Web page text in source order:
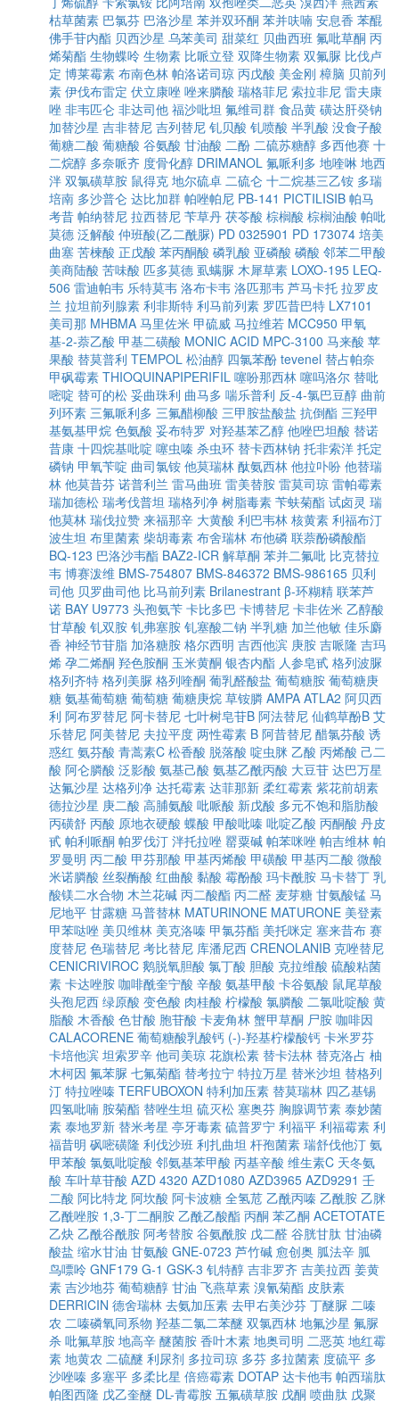
枯草菌素 巴氯芬 巴洛沙星 苯并双环酮 苯并呋喃 安息香 苯醌
佛手苷内酯 贝西沙星 乌苯美司 甜菜红 贝曲西班 氟吡草酮 丙
烯菊酯 生物蝶呤 生物素 比哌立登 双降生物素 双氟脲 比伐卢
定 博莱霉素 布南色林 帕洛诺司琼 丙戊酸 美金刚 樟脑 贝前列
素 伊伐布雷定 伏立康唑 唑来膦酸 瑞格菲尼 索拉非尼 雷夫康
唑 非韦匹仑 非达司他 福沙吡坦 氟维司群 食品黄 磺达肝癸钠
加替沙星 吉非替尼 吉列替尼 钆贝酸 钆喷酸 半乳酸 没食子酸
葡糖二酸 葡糖酸 谷氨酸 甘油酸 二酚 二硫苏糖醇 多西他赛 十
二烷醇 多奈哌齐 度骨化醇 DRIMANOL 氟哌利多 地喹啉 地西
泮 双氯磺草胺 鼠得克 地尔硫卓 二硫仑 十二烷基三乙铵 多瑞
培南 多沙普仑 达比加群 帕唑帕尼 PB-141 PICTILISIB 帕马
考昔 帕纳替尼 拉西替尼 苄草丹 茯苓酸 棕榈酸 棕榈油酸 帕吡
莫德 泛解酸 仲班酸(乙二酰脲) PD 0325901 PD 173074 培美
曲塞 苦楝酸 正戊酸 苯丙酮酸 磷乳酸 亚磷酸 磷酸 邻苯二甲酸
美商陆酸 苦味酸 匹多莫德 虱螨脲 木犀草素 LOXO-195 LEQ-
506 雷迪帕韦 乐特莫韦 洛布卡韦 洛匹那韦 芦马卡托 拉罗皮
兰 拉坦前列腺素 利非斯特 利马前列素 罗匹昔巴特 LX7101
美司那 MHBMA 马里佐米 甲硫威 马拉维若 MCC950 甲氧
基-2-萘乙酸 甲基二磺酸 MONIC ACID MPC-3100 马来酸 苹
果酸 替莫普利 TEMPOL 松油醇 四氯苯酚 tevenel 替占帕奈
甲砜霉素 THIOQUINAPIPERIFIL 噻吩那西林 噻吗洛尔 替吡
嘧啶 替可的松 妥曲珠利 曲马多 喘乐普利 反-4-氯巴豆醇 曲前
列环素 三氟哌利多 三氟醋柳酸 三甲胺盐酸盐 抗倒酯 三羟甲
基氨基甲烷 色氨酸 妥布特罗 对羟基苯乙醇 他唑巴坦酸 替诺
昔康 十四烷基吡啶 噻虫嗪 杀虫环 替卡西林钠 托非索洋 托定
磷钠 甲氧苄啶 曲司氯铵 他莫瑞林 酞氨西林 他拉卟吩 他替瑞
林 他莫昔芬 诺普利兰 雷马曲班 雷美替胺 雷莫司琼 雷帕霉素
瑞加德松 瑞考伐普坦 瑞格列净 树脂毒素 苄蚨菊酯 试卤灵 瑞
他莫林 瑞伐拉赞 来福那辛 大黄酸 利巴韦林 核黄素 利福布汀
波生坦 布里菌素 柴胡毒素 布舍瑞林 布他磷 联萘酚磷酸酯
BQ-123 巴洛沙韦酯 BAZ2-ICR 解草酮 苯并二氟吡 比克替拉
韦 博赛泼维 BMS-754807 BMS-846372 BMS-986165 贝利
司他 贝罗曲司他 比马前列素 Brilanestrant β-环糊精 联苯芦
诺 BAY U9773 头孢氨苄 卡比多巴 卡博替尼 卡非佐米 乙醇酸
甘草酸 钆双胺 钆弗塞胺 钆塞酸二钠 半乳糖 加兰他敏 佳乐麝
香 神经节苷脂 加洛糖胺 格尔西明 吉西他滨 庚胺 吉哌隆 吉玛
烯 孕二烯酮 羟色胺酮 玉米黄酮 银杏内酯 人参皂甙 格列波脲
格列齐特 格列美脲 格列喹酮 葡乳醛酸盐 葡萄糖胺 葡萄糖庚
糖 氨基葡萄糖 葡萄糖 葡糖庚烷 草铵膦 AMPA ATLA2 阿贝西
利 阿布罗替尼 阿卡替尼 七叶树皂苷B 阿法替尼 仙鹤草酚B 艾
乐替尼 阿美替尼 夫拉平度 两性霉素 B 阿昔替尼 醋氯芬酸 诱
惑红 氨芬酸 青蒿素C 松香酸 脱落酸 啶虫脒 乙酸 丙烯酸 己二
酸 阿仑膦酸 泛影酸 氨基己酸 氨基乙酰丙酸 大豆苷 达巴万星
达氟沙星 达格列净 达托霉素 达菲那新 柔红霉素 紫花前胡素
德拉沙星 庚二酸 高脯氨酸 吡哌酸 新戊酸 多元不饱和脂肪酸
丙磺舒 丙酸 原地衣硬酸 蝶酸 甲酸吡嗪 吡啶乙酸 丙酮酸 丹皮
甙 帕利哌酮 帕罗伐汀 泮托拉唑 罂粟碱 帕苯咪唑 帕吉维林 帕
罗曼明 丙二酸 甲芬那酸 甲基丙烯酸 甲磺酸 甲基丙二酸 微酸
米诺膦酸 丝裂酶酸 红曲酸 黏酸 霉酚酸 玛卡酰胺 马卡替丁 乳
酸镁二水合物 木兰花碱 丙二酸酯 丙二醛 麦芽糖 甘氨酸锰 马
尼地平 甘露糖 马普替林 MATURINONE MATURONE 美登素
甲苯哒唑 美贝维林 美克洛嗪 甲氯芬酯 美托咪定 塞来昔布 赛
度替尼 色瑞替尼 考比替尼 库潘尼西 CRENOLANIB 克唑替尼
CENICRIVIROC 鹅脱氧胆酸 氯丁酸 胆酸 克拉维酸 硫酸粘菌
素 卡达唑胺 咖啡酰奎宁酸 辛酸 氨基甲酸 卡谷氨酸 鼠尾草酸
头孢尼西 绿原酸 变色酸 肉桂酸 柠檬酸 氯膦酸 二氯吡啶酸 黄
脂酸 木香酸 色甘酸 胞苷酸 卡麦角林 蟹甲草酮 尸胺 咖啡因
CALACORENE 葡萄糖酸乳酸钙 (-)-羟基柠檬酸钙 卡米罗芬
卡培他滨 坦索罗辛 他司美琼 花旗松素 替卡法林 替克洛占 柚
木柯因 氟苯脲 七氟菊酯 替考拉宁 特拉万星 替米沙坦 替格列
汀 特拉唑嗪 TERFUBOXON 特利加压素 替莫瑞林 四乙基锡
四氢吡喃 胺菊酯 替唑生坦 硫灭松 塞奥芬 胸腺调节素 泰妙菌
素 泰地罗新 替米考星 亭牙毒素 硫普罗宁 利福平 利福霉素 利
福昔明 砜嘧磺隆 利伐沙班 利扎曲坦 杆孢菌素 瑞舒伐他汀 氨
甲苯酸 氯氨吡啶酸 邻氨基苯甲酸 丙基辛酸 维生素C 天冬氨
酸 车叶草苷酸 AZD 4320 AZD1080 AZD3965 AZD9291 壬
二酸 阿比特龙 阿坎酸 阿卡波糖 全氢苊 乙酰丙嗪 乙酰胺 乙脒
乙酰唑胺 1,3-丁二酮胺 乙酰乙酸酯 丙酮 苯乙酮 ACETOTATE
乙炔 乙酰谷酰胺 阿考替胺 谷氨酰胺 戊二醛 谷胱甘肽 甘油磷
酸盐 缩水甘油 甘氨酸 GNE-0723 芦竹碱 愈创奥 胍法辛 胍
鸟嘌呤 GNF179 G-1 GSK-3 钆特醇 吉非罗齐 吉美拉西 姜黄
素 吉沙地芬 葡萄糖醇 甘油 飞燕草素 溴氰菊酯 皮肤素
DERRICIN 德舍瑞林 去氨加压素 去甲右美沙芬 丁醚脲 二嗪
农 二嗪磷氧同系物 羟基二氯二苯醚 双氯西林 地氟沙星 氟脲
杀 吡氟草胺 地高辛 醚菌胺 香叶木素 地奥司明 二恶英 地红霉
素 地黄农 二硫醚 利尿剂 多拉司琼 多芬 多拉菌素 度硫平 多
沙唑嗪 多塞平 多柔比星 倍癌霉素 DOTAP 达卡他韦 帕西瑞肽
帕图西隆 戊乙奎醚 DL-青霉胺 五氟磺草胺 戊酮 喷曲肽 戊聚